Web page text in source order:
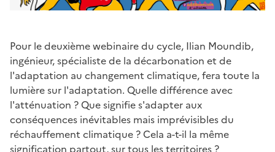
Pour le deuxième webinaire du cycle, Ilian Moundib,
ingénieur, spécialiste de la décarbonation et de
l'adaptation au changement climatique, fera toute la
lumière sur l'adaptation. Quelle différence avec
l'atténuation ? Que signifie s'adapter aux
conséquences inévitables mais imprévisibles du
réchauffement climatique ? Cela a-t-il la même
signification partout, sur tous les territoires ?